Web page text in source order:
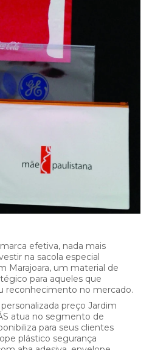
efetiva, nada mais
na sacola especial
Marajoara, um material de
para aqueles que
reconhecimento no mercado.
preço Jardim
atua no segmento de
para seus clientes
plástico segurança